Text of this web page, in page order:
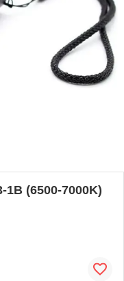
(6500-7000K)